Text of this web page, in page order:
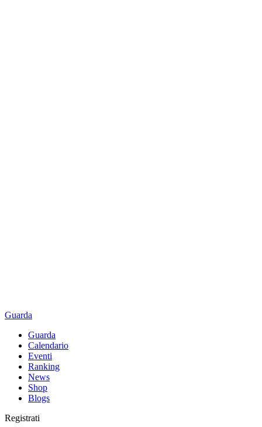
Guarda
Guarda
Calendario
Eventi
Ranking
News
Shop
Blogs
Registrati